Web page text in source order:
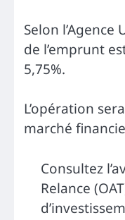
Selon l’Agence
de l’emprunt
5,75%.
L’opération
marché
Consultez
Relance